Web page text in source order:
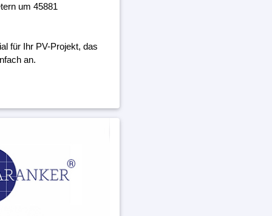
um 45881
für Ihr PV-Projekt, das
an.